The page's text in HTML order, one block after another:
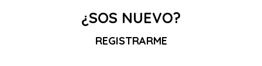
¿SOS NUEVO?
REGISTRARME